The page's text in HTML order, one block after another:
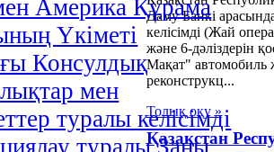
Америка Құрама
Үкіметі
Консулдық
мен
туралы келісімді
туралы Заңы
Даму Банкі
келісімді (Жай
және 6-дәліздерін
Мақат" автомобиль
реконструкц...
Толық оқу »
Қазақстан